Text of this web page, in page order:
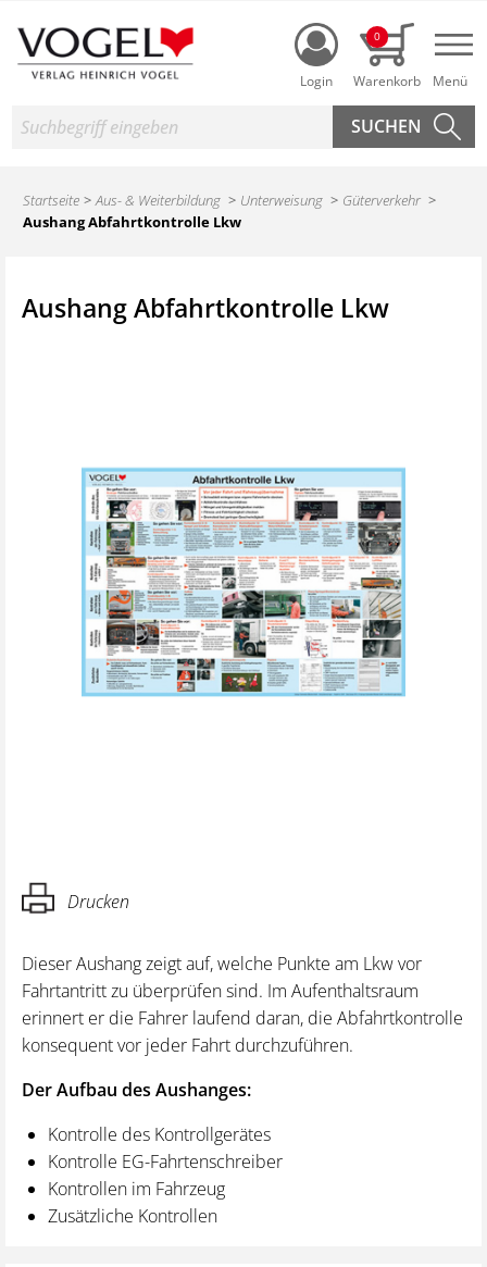
Login
0
Suche
Startseite Aus- & Weiterbildung Unterweisung
Güterverkehr
Aushang Abfahrtkontrolle Lkw
Aushang Abfahrtkontrolle Lkw
Drucken
Dieser Aushang zeigt auf, welche Punkte am Lkw vor
Fahrtantritt zu überprüfen sind. Im Aufenthaltsraum
erinnert er die Fahrer laufend daran, die Abfahrtkontrolle
konsequent vor jeder Fahrt durchzuführen.
Der Aufbau des Aushanges:
Kontrolle des Kontrollgerätes
Kontrolle EG-Fahrtenschreiber
Kontrollen im Fahrzeug
Zusätzliche Kontrollen